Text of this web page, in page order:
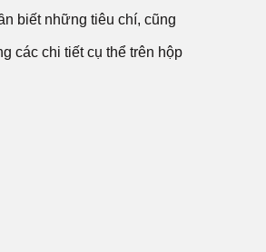
biết những tiêu chí, cũng
các chi tiết cụ thể trên hộp